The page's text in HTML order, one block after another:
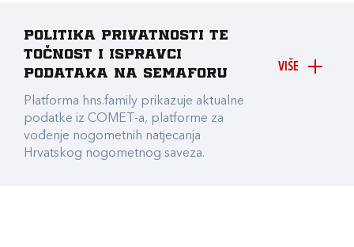
VIŠE
Politika privatnosti te
točnost i ispravci
podataka na Semaforu
Platforma hns.family prikazuje aktualne
podatke iz COMET-a, platforme za
vođenje nogometnih natjecanja
Hrvatskog nogometnog saveza.